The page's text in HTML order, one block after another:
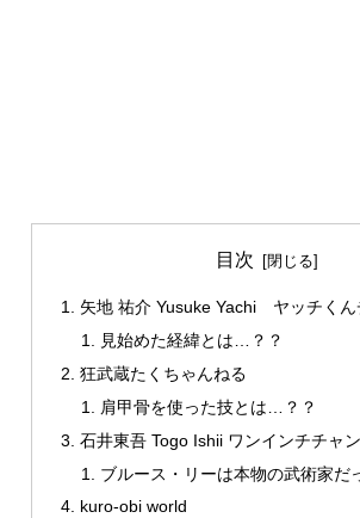
目次
矢地 祐介 Yusuke Yachi ヤッチくん
見始めた経緯とは…？？
狂武蔵たくちゃんねる
肩甲骨を使った技とは…？？
石井東吾 Togo Ishii ワンインチチャ
ブルース・リーは本物の武術家だ
kuro-obi world